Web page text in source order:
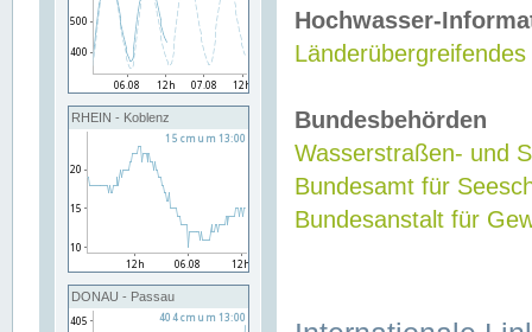
RHEIN - Koblenz
DONAU - Passau
Hochwasser-
Bundesbehörden
Wasserstraßen- und
Bundesamt für
Bundesanstalt für